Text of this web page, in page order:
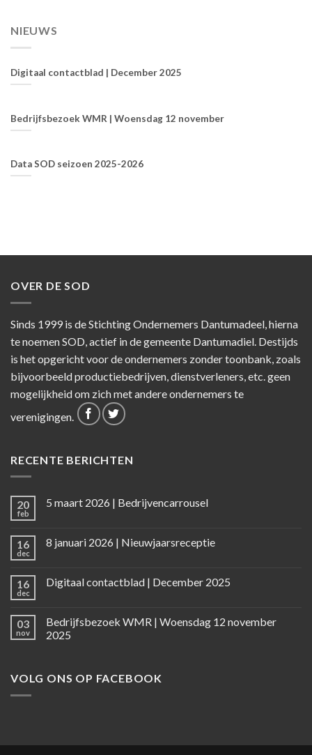
NIEUWS
Digitaal contactblad | December 2025
Bedrijfsbezoek WMR | Woensdag 12 november
Data SOD seizoen 2025-2026
OVER DE SOD
Sinds 1999 is de Stichting Ondernemers Dantumadeel, hierna
te noemen SOD, actief in de gemeente Dantumadiel. Destijds
is het opgericht voor de ondernemers zonder toonbank, zoals
bijvoorbeeld productiebedrijven, dienstverleners, etc. geen
mogelijkheid om zich met andere ondernemers te
verenigingen.
RECENTE BERICHTEN
20
feb
5 maart 2026 | Bedrijvencarrousel
16
dec
8 januari 2026 | Nieuwjaarsreceptie
16
dec
Digitaal contactblad | December 2025
03
nov
Bedrijfsbezoek WMR | Woensdag 12 november
2025
VOLG ONS OP FACEBOOK